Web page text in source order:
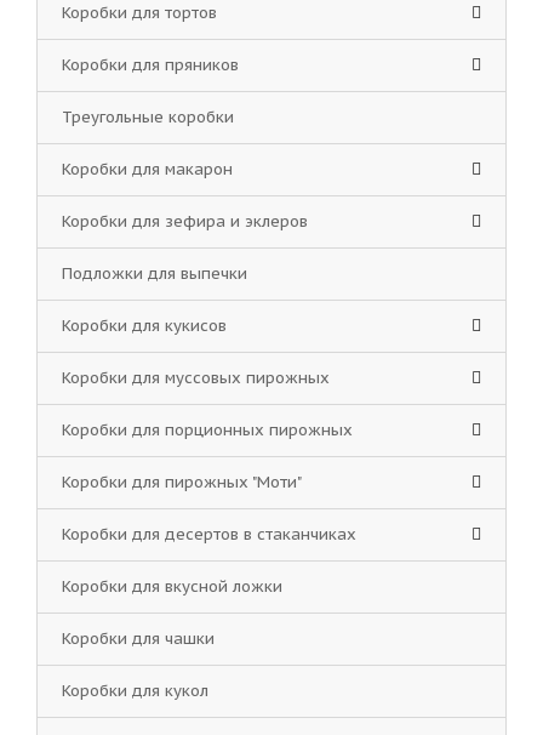
Коробки для тортов
Коробки для пряников
Треугольные коробки
Коробки для макарон
Коробки для зефира и эклеров
Подложки для выпечки
Коробки для кукисов
Коробки для муссовых пирожных
Коробки для порционных пирожных
Коробки для пирожных "Моти"
Коробки для десертов в стаканчиках
Коробки для вкусной ложки
Коробки для чашки
Коробки для кукол